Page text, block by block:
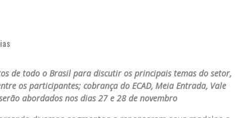
de todo o Brasil para discutir os principais temas do setor,
os participantes; cobrança do ECAD, Meia Entrada, Vale
abordados nos dias 27 e 28 de novembro